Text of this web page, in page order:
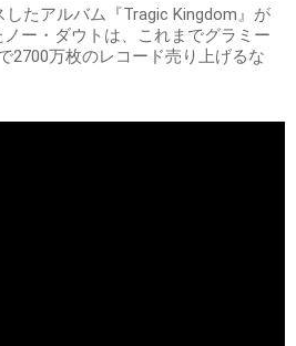
たアルバム『Tragic Kingdom』が
ー・ダウトは、これまでグラミー
2700万枚のレコード売り上げるな